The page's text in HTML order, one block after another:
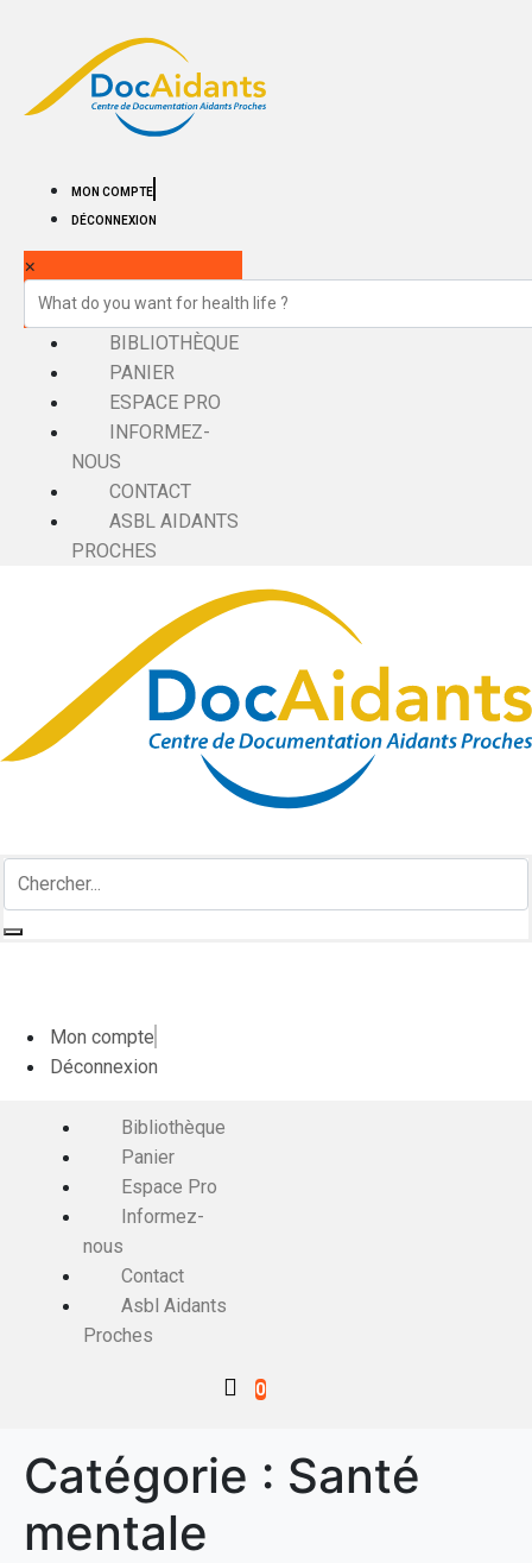
MON COMPTE
DÉCONNEXION
×
BIBLIOTHÈQUE
PANIER
ESPACE PRO
INFORMEZ-
NOUS
CONTACT
ASBL AIDANTS
PROCHES
Mon compte
Déconnexion
Bibliothèque
Panier
Espace Pro
Informez-
nous
Contact
Asbl Aidants
Proches
0
Catégorie : Santé
mentale